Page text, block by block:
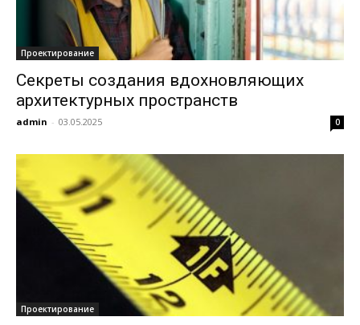
Проектирование
Секреты создания вдохновляющих
архитектурных пространств
admin - 03.05.2025 0
Проектирование